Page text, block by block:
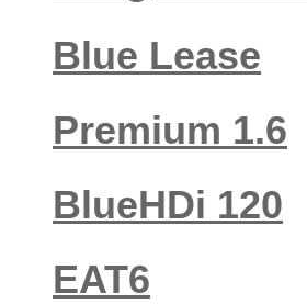
Blue Lease
Premium 1.6
BlueHDi 120
EAT6